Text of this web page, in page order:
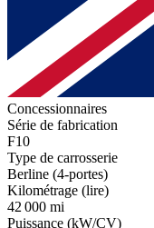
Concessionnaires
Série de fabrication
F10
Type de carrosserie
Berline (4-portes)
Kilométrage (lire)
42 000 mi
Puissance (kW/CV)